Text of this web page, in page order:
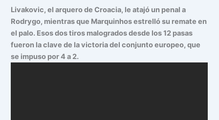
Livakovic, el arquero de Croacia, le atajó un penal a
Rodrygo, mientras que Marquinhos estrelló su remate en
el palo. Esos dos tiros malogrados desde los 12 pasas
fueron la clave de la victoria del conjunto europeo, que
se impuso por 4 a 2.